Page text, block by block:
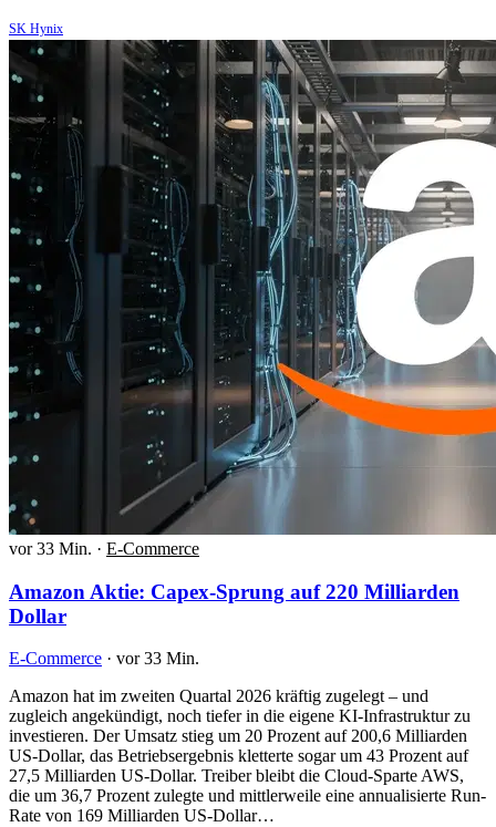
SK Hynix
vor 33 Min. · E-Commerce
Amazon Aktie: Capex-Sprung auf 220 Milliarden
Dollar
E-Commerce · vor 33 Min.
Amazon hat im zweiten Quartal 2026 kräftig zugelegt – und
zugleich angekündigt, noch tiefer in die eigene KI-Infrastruktur zu
investieren. Der Umsatz stieg um 20 Prozent auf 200,6 Milliarden
US-Dollar, das Betriebsergebnis kletterte sogar um 43 Prozent auf
27,5 Milliarden US-Dollar. Treiber bleibt die Cloud-Sparte AWS,
die um 36,7 Prozent zulegte und mittlerweile eine annualisierte Run-
Rate von 169 Milliarden US-Dollar…